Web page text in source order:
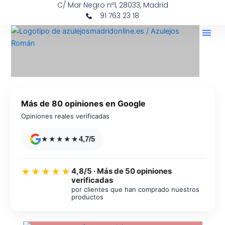
contenido
C/ Mar Negro nº1, 28033, Madrid
91 763 23 18
Más de 80 opiniones en Google
Opiniones reales verificadas
★★★★★4,7/5
★★★★★ 4,8/5 · Más de 50 opiniones
verificadas
por clientes que han comprado nuestros
productos